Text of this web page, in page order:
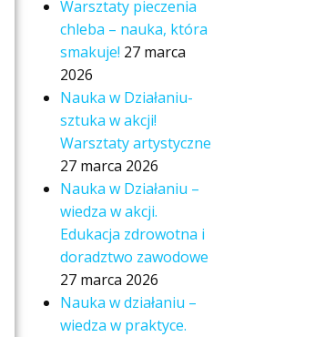
Warsztaty pieczenia
chleba – nauka, która
smakuje! 27 marca
2026
Nauka w Działaniu-
sztuka w akcji!
Warsztaty artystyczne
27 marca 2026
Nauka w Działaniu –
wiedza w akcji.
Edukacja zdrowotna i
doradztwo zawodowe
27 marca 2026
Nauka w działaniu –
wiedza w praktyce.